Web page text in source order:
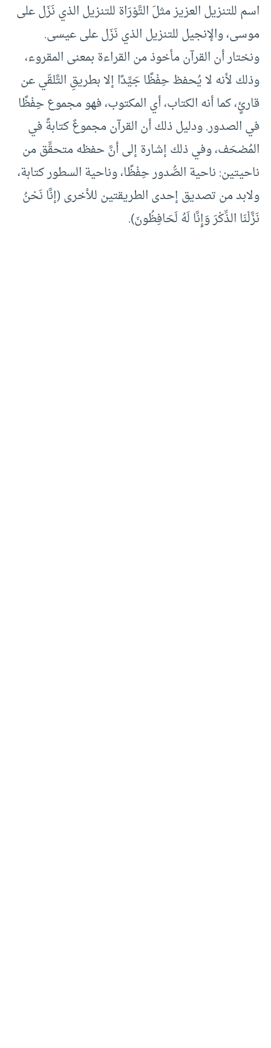
اسم للتنزيل العزيز مثلَ التَّوْرَاة للتنزيل الذي نَزَل على
موسى، والإنجيل للتنزيل الذي نَزَل على عيسى.
ونختار أن القرآن مأخوذ من القراءة بمعنى المقروء،
وذلك لأنه لا يُحفظ حِفْظًا جَيِّدًا إلا بطريقِ التَّلقّي عن
قارئٍ، كما أنه الكتاب، أي المكتوب، فهو مجموع حِفْظًا
في الصدور. ودليل ذلك أن القرآن مجموعٌ كتابةً في
المُصْحَف، وفي ذلك إشارة إلى أنَّ حفظه متحقِّق من
ناحيتين: ناحية الصُّدور حِفْظًا، وناحية السطور كتابة،
ولابد من تصديق إحدى الطريقتين للأخرى (إنَّا نَحْنُ
نَزَّلْنَا الذِّكْرَ وَإِنَّا لَهُ لَحَافِظُونَ).